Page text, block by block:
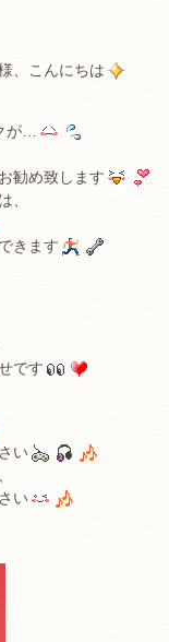
、こんにちは
が…
勧め致します
、
きます
です
い
い